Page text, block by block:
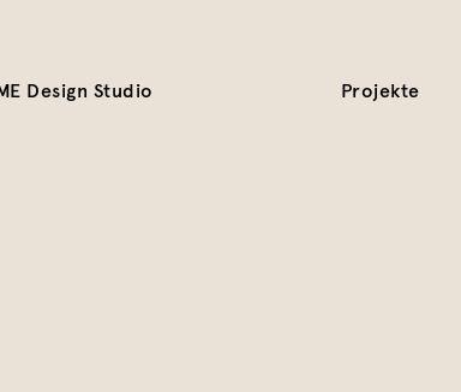
Design Studio Projekte